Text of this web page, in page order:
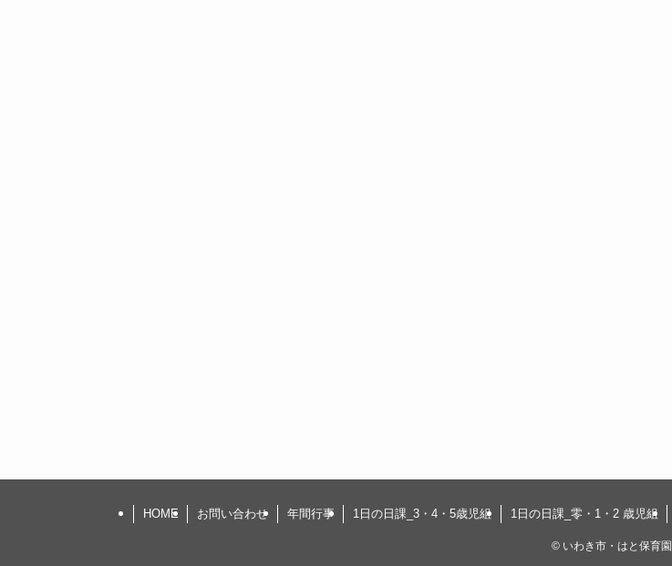
HOME お問い合わせ 年間行事 1日の日課_3・4・5歳児組 1日の日課_零・1・2 歳児組
©いわき市・はと保育園.